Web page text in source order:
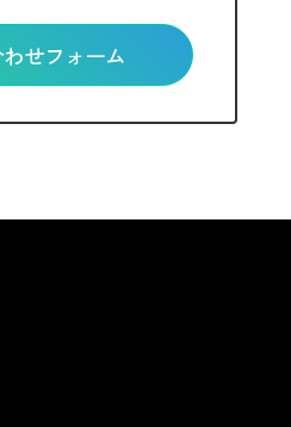
せフォーム